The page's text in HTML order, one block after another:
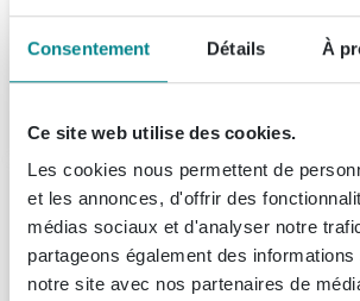
Consentement Détails À
Ce site web utilise des cookies.
Les cookies nous permettent de
et les annonces, d'offrir des
médias sociaux et d'analyser notre
partageons également des
notre site avec nos partenaires de
rectangulaire 2 portes
Livraison:8 - 9 semaines
Ink spk1 armoire de
miroir double face et
courant/interrupteur
Livraison:1 - 2 semaines